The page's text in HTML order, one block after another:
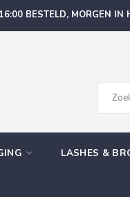
BESTELD, MORGEN IN
LASHES &